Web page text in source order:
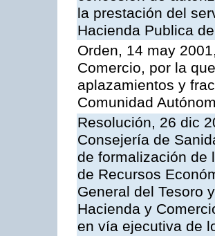
la prestación del
Hacienda Publica
Orden, 14 may
Comercio, por la
aplazamientos y
Comunidad
Resolución, 26 dic
Consejería de
de formalización de
de Recursos
General del Tesoro
Hacienda y
en vía ejecutiva de